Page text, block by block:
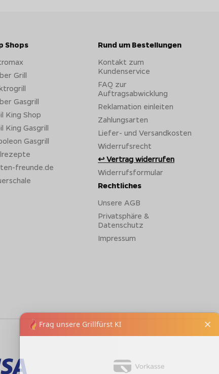
Shops
Grill
Gasgrill
King Shop
King Gasgrill
Gasgrill
freunde.de
Rund um Bestellungen
Kontakt zum
Kundenservice
FAQ zur
Auftragsabwicklung
Reklamation einleiten
Zahlungsarten
Liefer- und Versandkosten
Widerrufsrecht
Vertrag widerrufen
Widerrufsformular
Rechtliches
Unsere AGB
Privatsphäre &
Datenschutz
Impressum